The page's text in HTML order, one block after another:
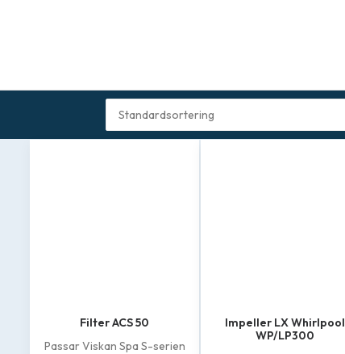
Filter ACS 50
Passar Viskan Spa S-serien
Impeller LX Whirlpool
WP/LP300